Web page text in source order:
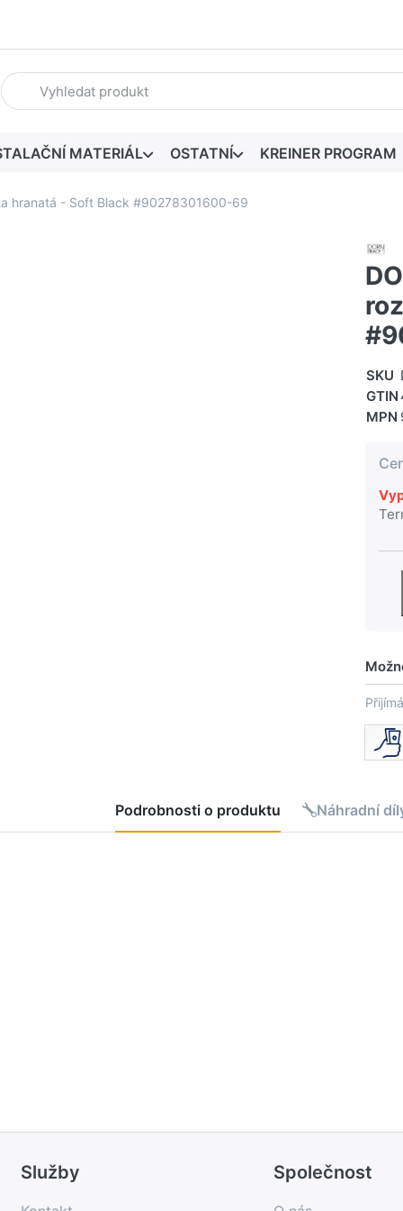
Zadejte hledaný výraz. První výsledky se zobrazí automaticky
MATERIÁL OSTATNÍ KREINER PROGRAM
hranatá - Soft Black #90278301600-69
SKU
GTIN
MPN
Podrobnosti o produktu Náhradní
Služby Společnost